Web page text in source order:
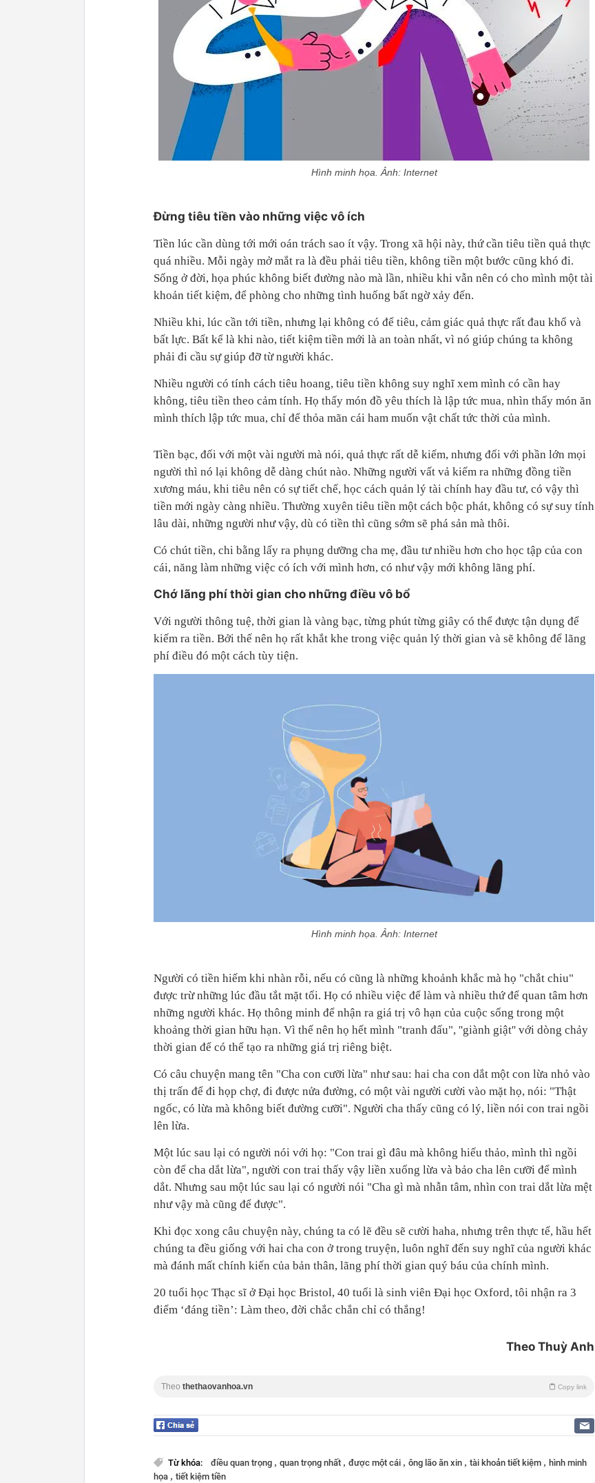
Hình minh họa. Ảnh: Internet
Đừng tiêu tiền vào những việc vô ích
Tiền lúc cần dùng tới mới oán trách sao ít vậy. Trong xã hội này, thứ cần tiêu tiền quả thực
quá nhiều. Mỗi ngày mở mắt ra là đều phải tiêu tiền, không tiền một bước cũng khó đi.
Sống ở đời, họa phúc không biết đường nào mà lần, nhiều khi vẫn nên có cho mình một tài
khoản tiết kiệm, để phòng cho những tình huống bất ngờ xảy đến.
Nhiều khi, lúc cần tới tiền, nhưng lại không có để tiêu, cảm giác quả thực rất đau khổ và
bất lực. Bất kể là khi nào, tiết kiệm tiền mới là an toàn nhất, vì nó giúp chúng ta không
phải đi cầu sự giúp đỡ từ người khác.
Nhiều người có tính cách tiêu hoang, tiêu tiền không suy nghĩ xem mình có cần hay
không, tiêu tiền theo cảm tính. Họ thấy món đồ yêu thích là lập tức mua, nhìn thấy món ăn
mình thích lập tức mua, chỉ để thỏa mãn cái ham muốn vật chất tức thời của mình.
Tiền bạc, đối với một vài người mà nói, quả thực rất dễ kiếm, nhưng đối với phần lớn mọi
người thì nó lại không dễ dàng chút nào. Những người vất vả kiếm ra những đồng tiền
xương máu, khi tiêu nên có sự tiết chế, học cách quản lý tài chính hay đầu tư, có vậy thì
tiền mới ngày càng nhiều. Thường xuyên tiêu tiền một cách bộc phát, không có sự suy tính
lâu dài, những người như vậy, dù có tiền thì cũng sớm sẽ phá sản mà thôi.
Có chút tiền, chi bằng lấy ra phụng dưỡng cha mẹ, đầu tư nhiều hơn cho học tập của con
cái, năng làm những việc có ích với mình hơn, có như vậy mới không lãng phí.
Chớ lãng phí thời gian cho những điều vô bổ
Với người thông tuệ, thời gian là vàng bạc, từng phút từng giây có thể được tận dụng để
kiếm ra tiền. Bởi thế nên họ rất khắt khe trong việc quản lý thời gian và sẽ không để lãng
phí điều đó một cách tùy tiện.
Hình minh họa. Ảnh: Internet
Người có tiền hiếm khi nhàn rỗi, nếu có cũng là những khoảnh khắc mà họ "chắt chiu"
được trừ những lúc đầu tắt mặt tối. Họ có nhiều việc để làm và nhiều thứ để quan tâm hơn
những người khác. Họ thông minh để nhận ra giá trị vô hạn của cuộc sống trong một
khoảng thời gian hữu hạn. Vì thế nên họ hết mình "tranh đấu", ''giành giật'' với dòng chảy
thời gian để có thể tạo ra những giá trị riêng biệt.
Có câu chuyện mang tên "Cha con cưỡi lừa" như sau: hai cha con dắt một con lừa nhỏ vào
thị trấn để đi họp chợ, đi được nửa đường, có một vài người cười vào mặt họ, nói: "Thật
ngốc, có lừa mà không biết đường cưỡi". Người cha thấy cũng có lý, liền nói con trai ngồi
lên lừa.
Một lúc sau lại có người nói với họ: "Con trai gì đâu mà không hiếu thảo, mình thì ngồi
còn để cha dắt lừa", người con trai thấy vậy liền xuống lừa và bảo cha lên cưỡi để mình
dắt. Nhưng sau một lúc sau lại có người nói "Cha gì mà nhẫn tâm, nhìn con trai dắt lừa mệt
như vậy mà cũng để được".
Khi đọc xong câu chuyện này, chúng ta có lẽ đều sẽ cười haha, nhưng trên thực tế, hầu hết
chúng ta đều giống với hai cha con ở trong truyện, luôn nghĩ đến suy nghĩ của người khác
mà đánh mất chính kiến của bản thân, lãng phí thời gian quý báu của chính mình.
20 tuổi học Thạc sĩ ở Đại học Bristol, 40 tuổi là sinh viên Đại học Oxford, tôi nhận ra 3
điểm ‘đáng tiền’: Làm theo, đời chắc chắn chỉ có thắng!
Theo Thuỳ Anh
Theo thethaovanhoa.vn Copy link
Từ khóa: điều quan trọng , quan trọng nhất , được một cái , ông lão ăn xin , tài khoản tiết kiệm , hình minh
họa , tiết kiệm tiền